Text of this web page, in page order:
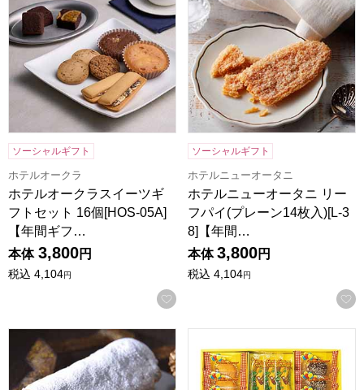
ソーシャルギフト
ホテルオークラ
ホテルオークラスイーツギ
フトセット 16個[HOS-05A]
【年間ギフ…
本体 3,800円
税込 4,104円
お気に入りに登録する
ソーシャルギフト
ホテルニューオータニ
ホテルニューオータニ リー
フパイ(プレーン14枚入)[L-3
8]【年間…
本体 3,800円
税込 4,104円
神戸モリーママ 神戸シュトーレン-六甲の雪化粧-【年間ギフ